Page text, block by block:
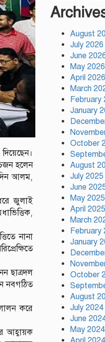
হলেন
আলম,
জুলাই
নানা
ছাত্রদল
নবগঠিত
করে
আহ্বায়ক
August
July 2026
June
May 2026
April 2026
March
February
January
October
August
July 2025
June
May 2025
April 2025
March
February
January
October
August
July 2024
June
May 2024